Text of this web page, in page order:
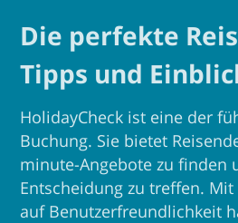
Die perfekte
Tipps und
HolidayCheck ist eine der
Buchung. Sie bietet
minute-Angebote zu finden
Entscheidung zu treffen.
auf Benutzerfreundlichkeit